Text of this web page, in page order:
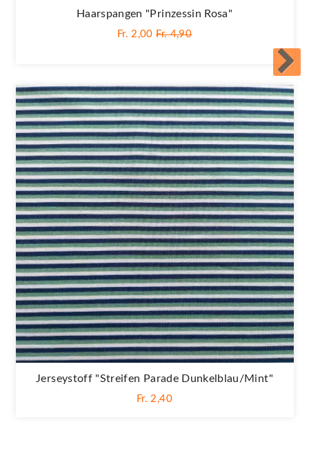
Haarspangen "Prinzessin Rosa"
Fr. 2,00 Fr. 4,90
Jerseystoff "Streifen Parade Dunkelblau/mint"
Fr. 2,40